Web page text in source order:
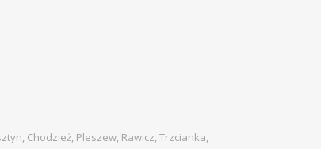
Chodzież, Pleszew, Rawicz, Trzcianka,